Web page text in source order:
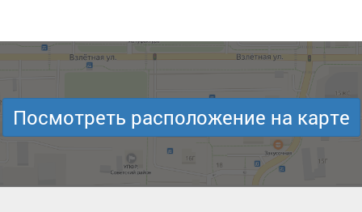
Посмотреть расположение на карте